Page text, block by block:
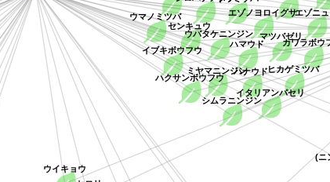
(
エゾノヨロイグサ
ハマウド
ウバタケニンジン
エゾ
セロリ
センキュウ
マツバゼリ
ウイキョウ
ハナウド
イブキボウフウ
ミヤマニンジン
イタリアンパセリ
ハクサンボウフウ
カワラ
シムラニンジン
ウマノミツバ
ヒカゲミツ